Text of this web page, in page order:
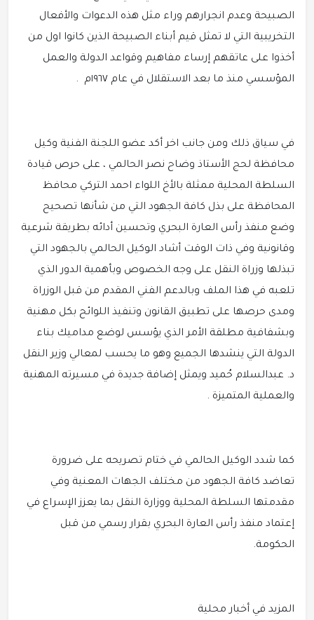
الصبيحة وعدم انجرارهم وراء مثل هذه الدعوات والأفعال
التخريبية التي لا تمثل قيم أبناء الصبيحة الذين كانوا اول من
أخذوا على عاتقهم إرساء مفاهيم وقواعد الدولة والعمل
المؤسسي منذ ما بعد الاستقلال في عام ١٩٦٧م .
في سياق ذلك ومن جانب اخر أكد عضو اللجنة الفنية وكيل
محافظة لحج الأستاذ وضاح نصر الحالمي ، على حرص قيادة
السلطة المحلية ممثلة بالأخ اللواء احمد التركي محافظ
المحافظة على بذل كافة الجهود التي من شأنها تصحيح
وضع منفذ رأس العارة البحري وتحسين أدائه بطريقة شرعية
وقانونية وفي ذات الوقت أشاد الوكيل الحالمي بالجهود التي
تبذلها وزراة النقل على وجه الخصوص وبأهمية الدور الذي
تلعبه في هذا الملف وبالدعم الفني المقدم من قبل الوزراة
ومدى حرصها على تطبيق القانون وتنفيذ اللوائح بكل مهنية
وبشفافية مطلقة الأمر الذي يؤسس لوضع مداميك بناء
الدولة التي ينشدها الجميع وهو ما يحسب لمعالي وزير النقل
د. عبدالسلام حُميد ويمثل إضافة جديدة في مسيرته المهنية
والعملية المتميزة .
كما شدد الوكيل الحالمي في ختام تصريحه على ضرورة
تعاضد كافة الجهود من مختلف الجهات المعنية وفي
مقدمتها السلطة المحلية ووزارة النقل بما يعزز الإسراع في
إعتماد منفذ رأس العارة البحري بقرار رسمي من قبل
الحكومة.
المزيد في أخبار محلية